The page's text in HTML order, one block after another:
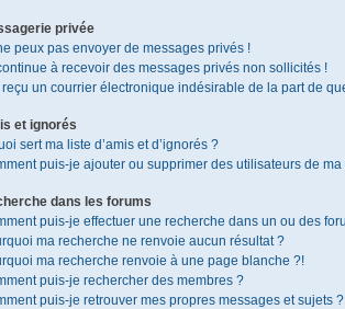
privée
peux pas envoyer de messages privés !
à recevoir des messages privés non sollicités !
reçu un courrier électronique indésirable de la part de
et ignorés
sert ma liste d’amis et d’ignorés ?
puis-je ajouter ou supprimer des utilisateurs de ma
dans les forums
puis-je effectuer une recherche dans un ou des
ma recherche ne renvoie aucun résultat ?
ma recherche renvoie à une page blanche ?!
puis-je rechercher des membres ?
puis-je retrouver mes propres messages et sujets ?